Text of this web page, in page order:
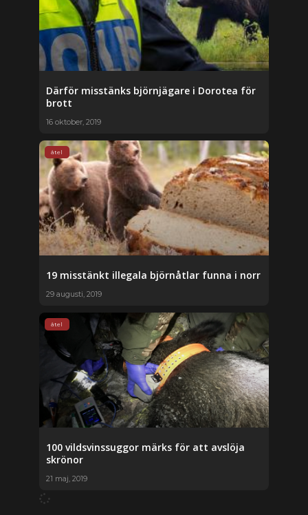
Därför misstänks björnjägare i Dorotea för
brott
16 oktober, 2019
åtel
19 misstänkt illegala björnåtlar funna i norr
29 augusti, 2019
åtel
100 vildsvinssuggor märks för att avslöja
skrönor
21 maj, 2019